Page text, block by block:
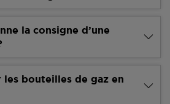
la consigne d’une
les bouteilles de gaz en